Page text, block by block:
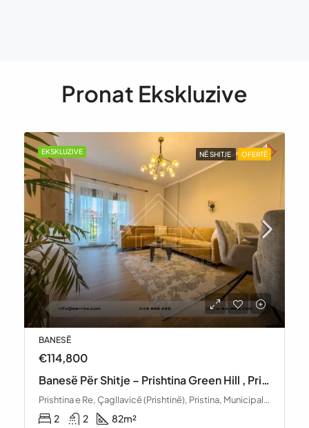
Pronat Ekskluzive
EKSKLUZIVE NË SHITJE OFERTË
BANESË
€105,000
Banesë Për Shitje – Rruga Malush Kosova, Prishtinë
Prishtina e Re, Çagllavicë (Prishtinë), Pristina, Municipality of Pristina, District of Prishtina, 10000, Kosovo
1 2 90m²